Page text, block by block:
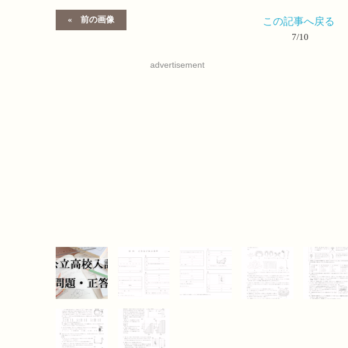
前の画像 この記事へ戻る
7/10
advertisement